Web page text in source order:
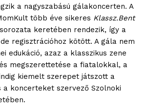
a nagyszabású gálakoncerten. A
több éve sikeres Klassz.Bent
keretében rendezik, így a
regisztrációhoz kötött. A gála nem
edukáció, azaz a klasszikus zene
megszerettetése a fiatalokkal, a
kiemelt szerepet játszott a
a koncerteket szervező Szolnoki